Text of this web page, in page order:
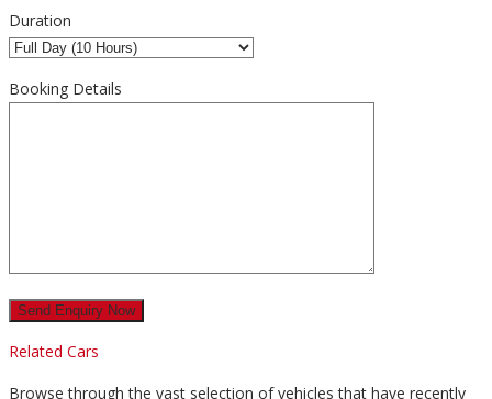
Duration
Booking Details
Related Cars
Browse through the vast selection of vehicles that have recently